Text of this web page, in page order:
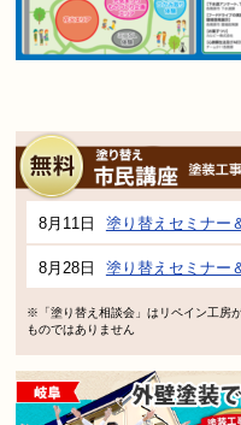
8月11日 塗り替えセミナー＆屋根、外壁の塗り替え市民講座 inぎふメデ
8月28日 塗り替えセミナー＆屋根、外壁の塗り替え市民講座 inぎふメデ
※「塗り替え相談会」はリペイン工房
ものではありません